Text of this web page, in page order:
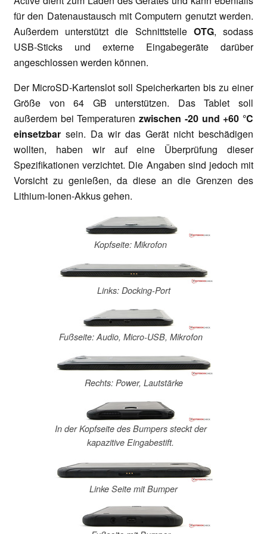
für den Datenaustausch mit Computern genutzt werden.
Außerdem unterstützt die Schnittstelle OTG, sodass
USB-Sticks und externe Eingabegeräte darüber
angeschlossen werden können.
Der MicroSD-Kartenslot soll Speicherkarten bis zu einer
Größe von 64 GB unterstützen. Das Tablet soll
außerdem bei Temperaturenzwischen -20 und +60 °C
einsetzbar sein. Da wir das Gerät nicht beschädigen
wollten, haben wir auf eine Überprüfung dieser
Spezifikationen verzichtet. Die Angaben sind jedoch mit
Vorsicht zu genießen, da diese an die Grenzen des
Lithium-Ionen-Akkus gehen.
Kopfseite: Mikrofon
Links: Docking-Port
Fußseite: Audio, Micro-USB, Mikrofon
Rechts: Power, Lautstärke
In der Kopfseite des Bumpers steckt der
kapazitive Eingabestift.
Linke Seite mit Bumper